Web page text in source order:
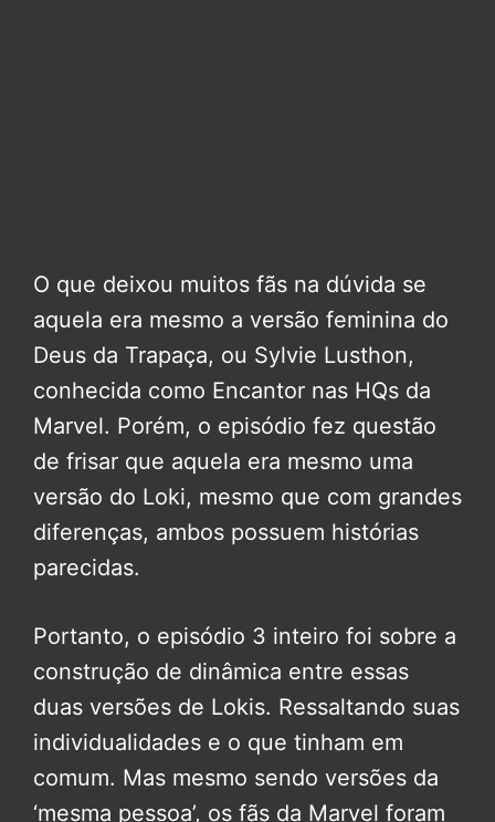
O que deixou muitos fãs na dúvida se
aquela era mesmo a versão feminina do
Deus da Trapaça, ou Sylvie Lusthon,
conhecida como Encantor nas HQs da
Marvel. Porém, o episódio fez questão
de frisar que aquela era mesmo uma
versão do Loki, mesmo que com grandes
diferenças, ambos possuem histórias
parecidas.
Portanto, o episódio 3 inteiro foi sobre a
construção de dinâmica entre essas
duas versões de Lokis. Ressaltando suas
individualidades e o que tinham em
comum. Mas mesmo sendo versões da
‘mesma pessoa’, os fãs da Marvel foram